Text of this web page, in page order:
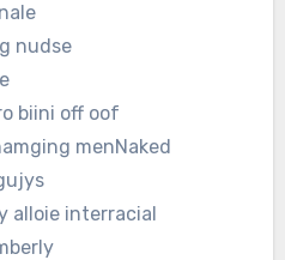
nudse
biini off oof
menNaked
alloie interracial